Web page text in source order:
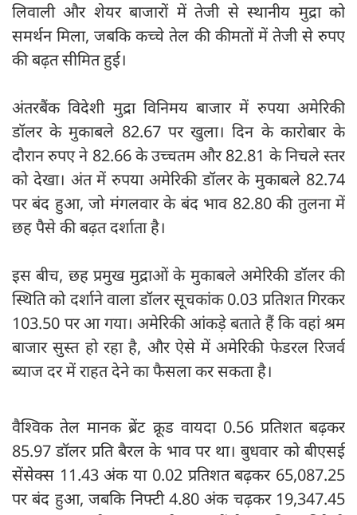
लिवाली और शेयर बाजारों में तेजी से स्थानीय मुद्रा को
समर्थन मिला, जबकि कच्चे तेल की कीमतों में तेजी से रुपए
की बढ़त सीमित हुई।
अंतरबैंक विदेशी मुद्रा विनिमय बाजार में रुपया अमेरिकी
डॉलर के मुकाबले 82.67 पर खुला। दिन के कारोबार के
दौरान रुपए ने 82.66 के उच्चतम और 82.81 के निचले स्तर
को देखा। अंत में रुपया अमेरिकी डॉलर के मुकाबले 82.74
पर बंद हुआ, जो मंगलवार के बंद भाव 82.80 की तुलना में
छह पैसे की बढ़त दर्शाता है।
इस बीच, छह प्रमुख मुद्राओं के मुकाबले अमेरिकी डॉलर की
स्थिति को दर्शाने वाला डॉलर सूचकांक 0.03 प्रतिशत गिरकर
103.50 पर आ गया। अमेरिकी आंकड़े बताते हैं कि वहां श्रम
बाजार सुस्त हो रहा है, और ऐसे में अमेरिकी फेडरल रिजर्व
ब्याज दर में राहत देने का फैसला कर सकता है।
वैश्विक तेल मानक ब्रेंट क्रूड वायदा 0.56 प्रतिशत बढ़कर
85.97 डॉलर प्रति बैरल के भाव पर था। बुधवार को बीएसई
सेंसेक्स 11.43 अंक या 0.02 प्रतिशत बढ़कर 65,087.25
पर बंद हुआ, जबकि निफ्टी 4.80 अंक चढ़कर 19,347.45